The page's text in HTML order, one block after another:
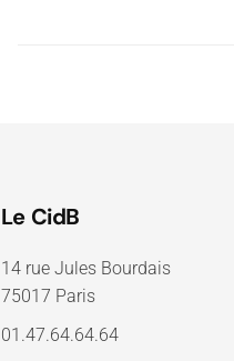
Le CidB
14 rue Jules Bourdais
75017 Paris
01.47.64.64.64